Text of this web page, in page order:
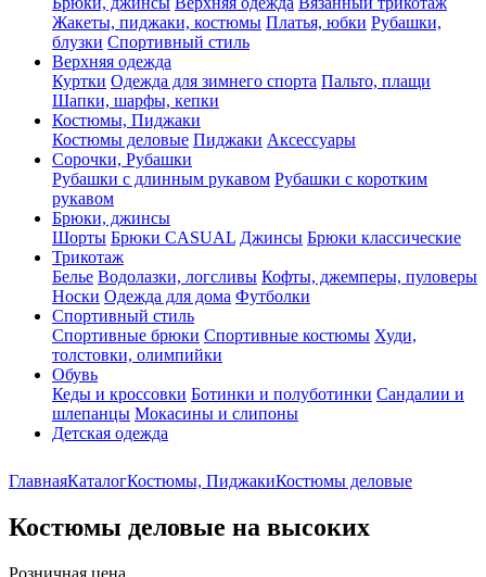
Жакеты, пиджаки, костюмы Платья, юбки Рубашки,
блузки Спортивный стиль
Верхняя одежда
Куртки Одежда для зимнего спорта Пальто, плащи
Шапки, шарфы, кепки
Костюмы, Пиджаки
Костюмы деловые Пиджаки Аксессуары
Сорочки, Рубашки
Рубашки с длинным рукавом Рубашки с коротким
рукавом
Брюки, джинсы
Шорты Брюки CASUAL Джинсы Брюки классические
Трикотаж
Белье Водолазки, логсливы Кофты, джемперы, пуловеры
Носки Одежда для дома Футболки
Спортивный стиль
Спортивные брюки Спортивные костюмы Худи,
толстовки, олимпийки
Обувь
Кеды и кроссовки Ботинки и полуботинки Сандалии и
шлепанцы Мокасины и слипоны
Детская одежда
ГлавнаяКаталогКостюмы, ПиджакиКостюмы деловые
Костюмы деловые на высоких
Розничная цена